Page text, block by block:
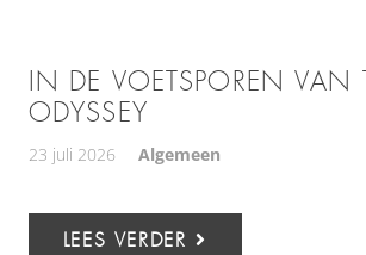
IN DE VOETSPOREN VAN
ODYSSEY
23 juli 2026 Algemeen
LEES VERDER